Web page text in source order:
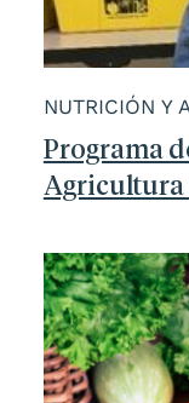
NUTRICIÓN Y
Programa
Agricultura